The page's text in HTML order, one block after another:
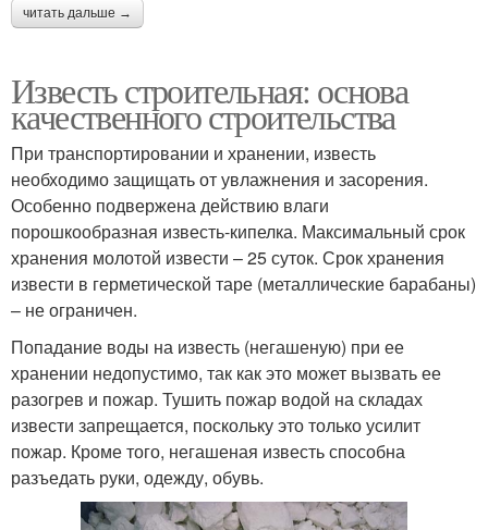
читать дальше →
Известь строительная: основа
качественного строительства
При транспортировании и хранении, известь
необходимо защищать от увлажнения и засорения.
Особенно подвержена действию влаги
порошкообразная известь-кипелка. Максимальный срок
хранения молотой извести – 25 суток. Срок хранения
извести в герметической таре (металлические барабаны)
– не ограничен.
Попадание воды на известь (негашеную) при ее
хранении недопустимо, так как это может вызвать ее
разогрев и пожар. Тушить пожар водой на складах
извести запрещается, поскольку это только усилит
пожар. Кроме того, негашеная известь способна
разъедать руки, одежду, обувь.